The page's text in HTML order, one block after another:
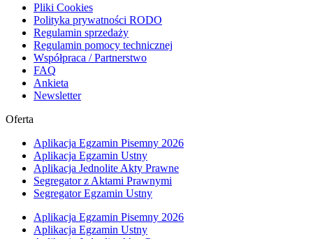
Pliki Cookies
Polityka prywatności RODO
Regulamin sprzedaży
Regulamin pomocy technicznej
Współpraca / Partnerstwo
FAQ
Ankieta
Newsletter
Oferta
Aplikacja Egzamin Pisemny 2026
Aplikacja Egzamin Ustny
Aplikacja Jednolite Akty Prawne
Segregator z Aktami Prawnymi
Segregator Egzamin Ustny
Aplikacja Egzamin Pisemny 2026
Aplikacja Egzamin Ustny